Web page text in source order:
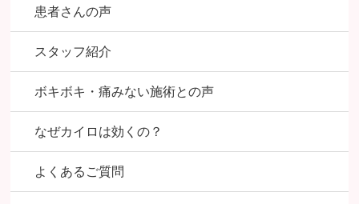
患者さんの声
スタッフ紹介
ボキボキ・痛みない施術との声
なぜカイロは効くの？
よくあるご質問